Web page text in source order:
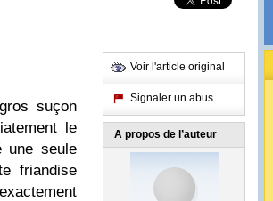
suçon
le
une seule
friandise
Voir l'article original
Signaler un abus
A propos de l’auteur